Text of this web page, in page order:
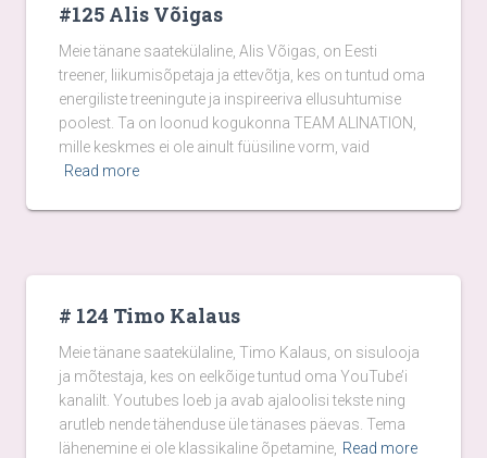
#125 Alis Võigas
Meie tänane saatekülaline, Alis Võigas, on Eesti
treener, liikumisõpetaja ja ettevõtja, kes on tuntud oma
energiliste treeningute ja inspireeriva ellusuhtumise
poolest. Ta on loonud kogukonna TEAM ALINATION,
mille keskmes ei ole ainult füüsiline vorm, vaid
Read more
# 124 Timo Kalaus
Meie tänane saatekülaline, Timo Kalaus, on sisulooja
ja mõtestaja, kes on eelkõige tuntud oma YouTube’i
kanalilt. Youtubes loeb ja avab ajaloolisi tekste ning
arutleb nende tähenduse üle tänases päevas. Tema
lähenemine ei ole klassikaline õpetamine, Read more